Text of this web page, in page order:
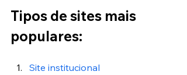
Tipos de sites mais
populares:
Site institucional